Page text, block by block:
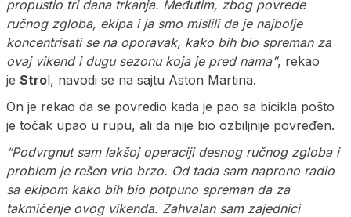
propustio tri dana trkanja. Međutim, zbog povrede
ručnog zgloba, ekipa i ja smo mislili da je najbolje
koncentrisati se na oporavak, kako bih bio spreman za
ovaj vikend i dugu sezonu koja je pred nama”, rekao
je Strol, navodi se na sajtu Aston Martina.
On je rekao da se povredio kada je pao sa bicikla pošto
je točak upao u rupu, ali da nije bio ozbiljnije povređen.
“Podvrgnut sam lakšoj operaciji desnog ručnog zgloba i
problem je rešen vrlo brzo. Od tada sam naprono radio
sa ekipom kako bih bio potpuno spreman da za
takmičenje ovog vikenda. Zahvalan sam zajednici